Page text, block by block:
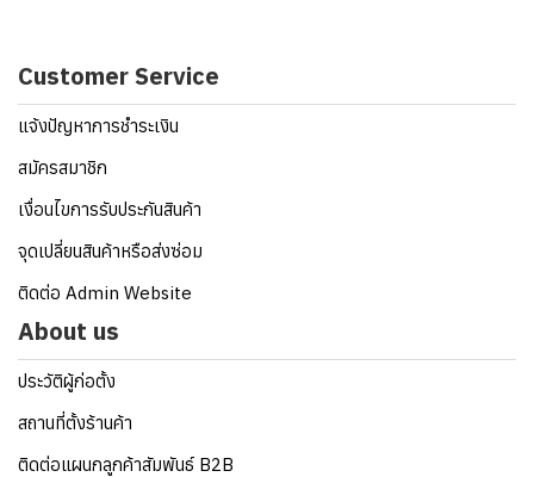
Customer Service
แจ้งปัญหาการชำระเงิน
สมัครสมาชิก
เงื่อนไขการรับประกันสินค้า
จุดเปลี่ยนสินค้าหรือส่งซ่อม
ติดต่อ Admin Website
About us
ประวัติผู้ก่อตั้ง
สถานที่ตั้งร้านค้า
ติดต่อแผนกลูกค้าสัมพันธ์ B2B